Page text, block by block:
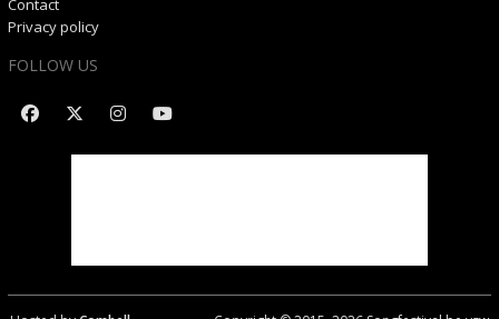
Contact
Privacy policy
FOLLOW US